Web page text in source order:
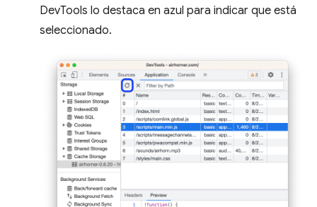
DevTools lo destaca en azul para indicar que está
seleccionado.